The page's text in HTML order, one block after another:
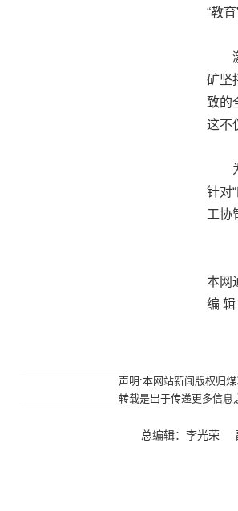
“教
激
矿坚
致的
这不
为
针对
工协
本网
编
声明:本网站新闻版权归
转载是出于传递更多信息
总编辑：李光荣